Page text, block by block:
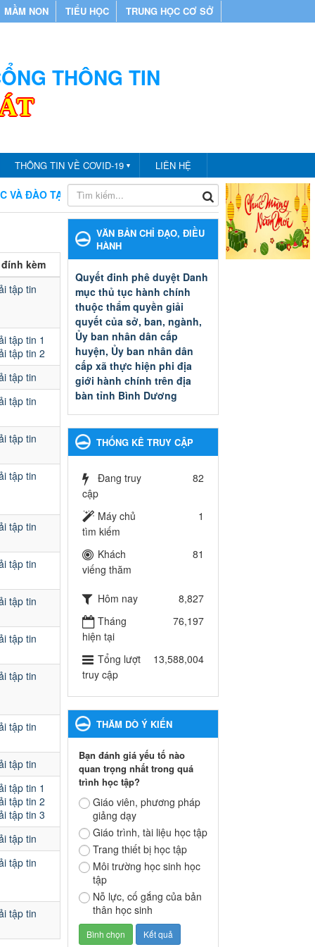
MẦM NON TIỂU HỌC TRUNG HỌC CƠ SỞ
THÔNG TIN
THÔNG TIN VỀ COVID-19 ▼ LIÊN HỆ
TẠO THÀNH PHỐ BẾN CÁT CHÀO MỪNG BẠN ĐẾN VỚI
kèm
tập tin
tập tin 1
tập tin 2
tập tin
tập tin
tập tin
tập tin
tập tin
tập tin
tập tin
tập tin
tập tin
tập tin
tập tin
tập tin 1
tập tin 2
tập tin 3
tập tin
tập tin
tập tin
VĂN BẢN CHỈ ĐẠO, ĐIỀU
HÀNH
Quyết đinh phê duyệt Danh
mục thủ tục hành chính
thuộc thẩm quyền giải
quyết của sở, ban, ngành,
Ủy ban nhân dân cấp
huyện, Ủy ban nhân dân
cấp xã thực hiện phi địa
giới hành chính trên địa
bàn tỉnh Bình Dương
thẩm quyền giải quyết của sở,
ban, ngành, Ủy ban nhân dân
cấp xã thực hiện phi địa giới
hành chính trên địa bàn tỉnh
Bình Dương
Ngày ban hành: 13/03/2025
Kế hoạch Phổ biến, giáo
dục pháp luật năm 2025 của
thành phố Bến Cát
pháp luật năm 2025 của
ngành Giáo dục và Đào tạo
thành phố Bến Cát
Ngày ban hành: 28/02/2025
Quyết định công bố thủ tục
hành chính bị bãi bỏ trong
lĩnh vực giáo dục đào tạo
thuộc hệ giáo dục quốc
dân và cơ sở giáo dục khác
thuộc thẩm quyền giải
quyết của Sở Giáo dục và
Đào tạo, Ủy ban nhân dân
cấp huyện
Quyết định công bố thủ tục
hành chính bị bãi bỏ trong lĩnh
vực giáo dục đào tạo thuộc hệ
giáo dục quốc dân và cơ sở
giáo dục khác thuộc thẩm
quyền giải quyết của Sở Giáo
dục và Đào tạo, Ủy ban nhân
dân cấp huyện
Ngày ban hành: 30/09/2024
THỐNG KÊ TRUY CẬP
Đang truy
cập
82
Máy chủ
tìm kiếm
1
Khách
viếng thăm
81
Hôm nay
8,827
Tháng
hiện tại
76,197
Tổng lượt
truy cập
13,588,004
THĂM DÒ Ý KIẾN
Bạn đánh giá yếu tố nào
quan trọng nhất trong quá
trình học tập?
Giáo viên, phương pháp
giảng dạy
Giáo trình, tài liệu học tập
Trang thiết bị học tập
Môi trường học sinh học
tập
Nỗ lực, cố gắng của bản
thân học sinh